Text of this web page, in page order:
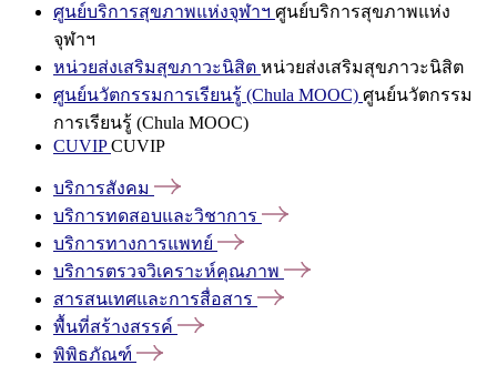
ศูนย์บริการสุขภาพแห่งจุฬาฯ ศูนย์บริการสุขภาพแห่ง
จุฬาฯ
หน่วยส่งเสริมสุขภาวะนิสิต หน่วยส่งเสริมสุขภาวะนิสิต
ศูนย์นวัตกรรมการเรียนรู้ (Chula MOOC) ศูนย์นวัตกรรม
การเรียนรู้ (Chula MOOC)
CUVIPCUVIP
บริการสังคม
บริการทดสอบและวิชาการ
บริการทางการแพทย์
บริการตรวจวิเคราะห์คุณภาพ
สารสนเทศและการสื่อสาร
พื้นที่สร้างสรรค์
พิพิธภัณฑ์